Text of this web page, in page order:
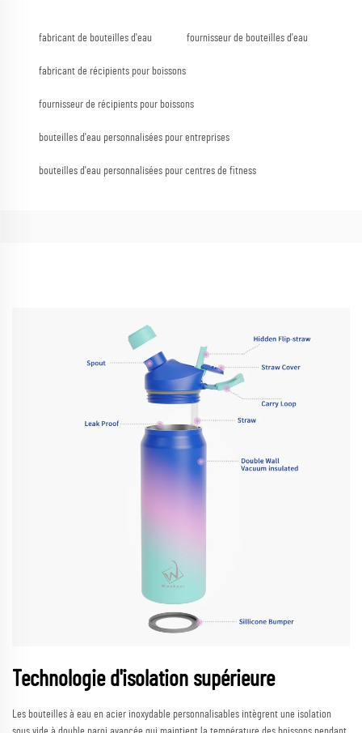
fabricant de bouteilles d'eau fournisseur de bouteilles d'eau
fabricant de récipients pour boissons
fournisseur de récipients pour boissons
bouteilles d'eau personnalisées pour entreprises
bouteilles d'eau personnalisées pour centres de fitness
Technologie d'isolation supérieure
Les bouteilles à eau en acier inoxydable personnalisables intègrent une isolation